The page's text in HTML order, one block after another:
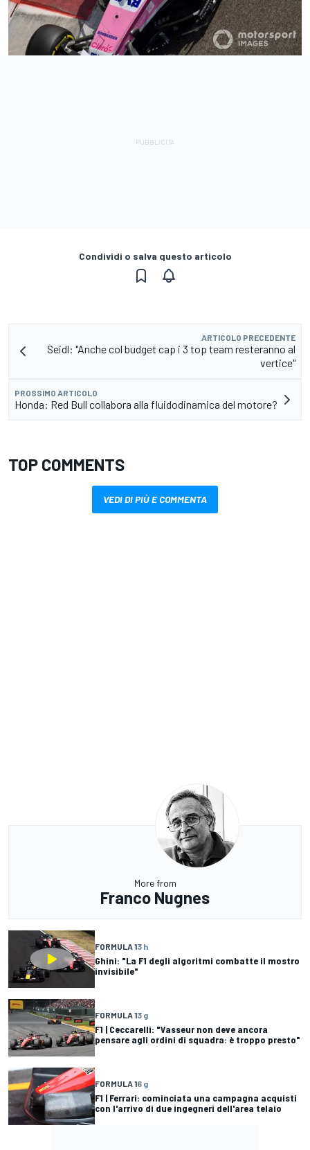
Condividi o salva questo articolo
ARTICOLO PRECEDENTE
Seidl: "Anche col budget cap i 3 top team resteranno al
vertice"
PROSSIMO ARTICOLO
Honda: Red Bull collabora alla fluidodinamica del motore?
TOP COMMENTS
VEDI DI PIÙ E COMMENTA
More from
Franco Nugnes
FORMULA 13 h
Ghini: "La F1 degli algoritmi combatte il mostro
invisibile"
FORMULA 13 g
F1 | Ceccarelli: "Vasseur non deve ancora
pensare agli ordini di squadra: è troppo presto"
FORMULA 16 g
F1 | Ferrari: cominciata una campagna acquisti
con l'arrivo di due ingegneri dell'area telaio